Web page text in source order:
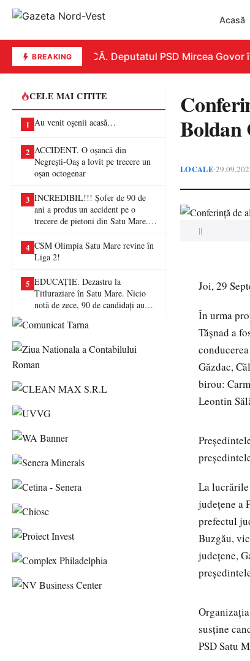
Acasă
BREAKINGREPLICĂ. Deputatul PSD Mircea Govor
CELE MAI CITITE
1 Au venit oșenii acasă…
2 ACCIDENT. O oșancă din
Negrești-Oaș a lovit pe trecere un
oșan octogenar
3 INCREDIBIL!!! Șofer de 90 de
ani a produs un accident pe o
trecere de pietoni din Satu Mare. O
4 CSM Olimpia Satu Mare revine în
Liga 2!
5 EDUCAȚIE. Dezastru la
Titluraziare în Satu Mare. Nicio
notă de zece, 90 de candidați au
Boldan
LOCALE•
||
Joi, 29
În urma
Tășnad a
Găzdac,
birou:
Leontin
La lucrările
județene a
prefectul
Buzgău,
județene,
susține
PSD Satu